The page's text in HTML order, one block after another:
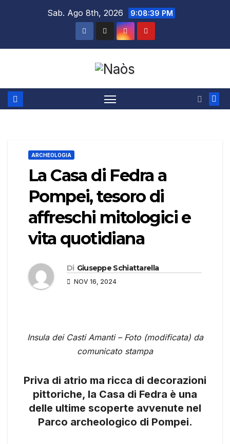
Sab. Ago 8th, 2026 9:08:40 PM
ARCHEOLOGIA
La Casa di Fedra a
Pompei, tesoro di
affreschi mitologici e
vita quotidiana
Di Giuseppe Schiattarella
NOV 16, 2024
Insula dei Casti Amanti – Foto (modificata) da
comunicato stampa
Priva di atrio ma ricca di decorazioni
pittoriche, la Casa di Fedra è una
delle ultime scoperte avvenute nel
Parco archeologico di Pompei.